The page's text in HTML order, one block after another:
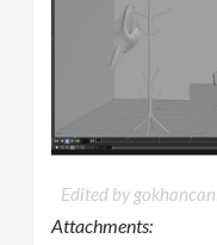
Edited by
Attachments: